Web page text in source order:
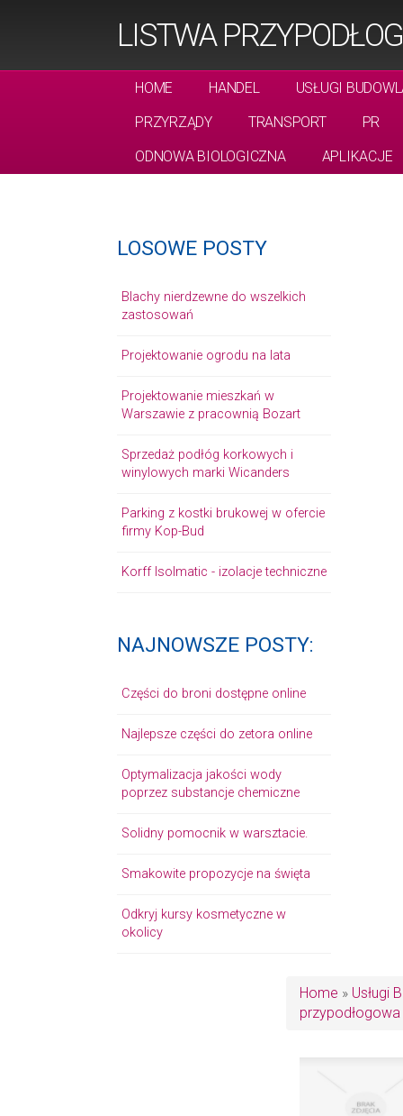
LISTWA
HOME HANDEL
USŁUGI
PRZYRZĄDY
TRANSPORT
PR
ODNOWA BIOLOGICZNA
APLIKACJE
LOSOWE POSTY
Blachy nierdzewne do wszelkich
zastosowań
Projektowanie ogrodu na lata
Projektowanie mieszkań w
Warszawie z pracownią Bozart
Sprzedaż podłóg korkowych i
winylowych marki Wicanders
Parking z kostki brukowej w ofercie
firmy Kop-Bud
Korff Isolmatic - izolacje techniczne
NAJNOWSZE POSTY:
Części do broni dostępne online
Najlepsze części do zetora online
Optymalizacja jakości wody
poprzez substancje chemiczne
Solidny pomocnik w warsztacie.
Smakowite propozycje na święta
Odkryj kursy kosmetyczne w
okolicy
Home » Usługi